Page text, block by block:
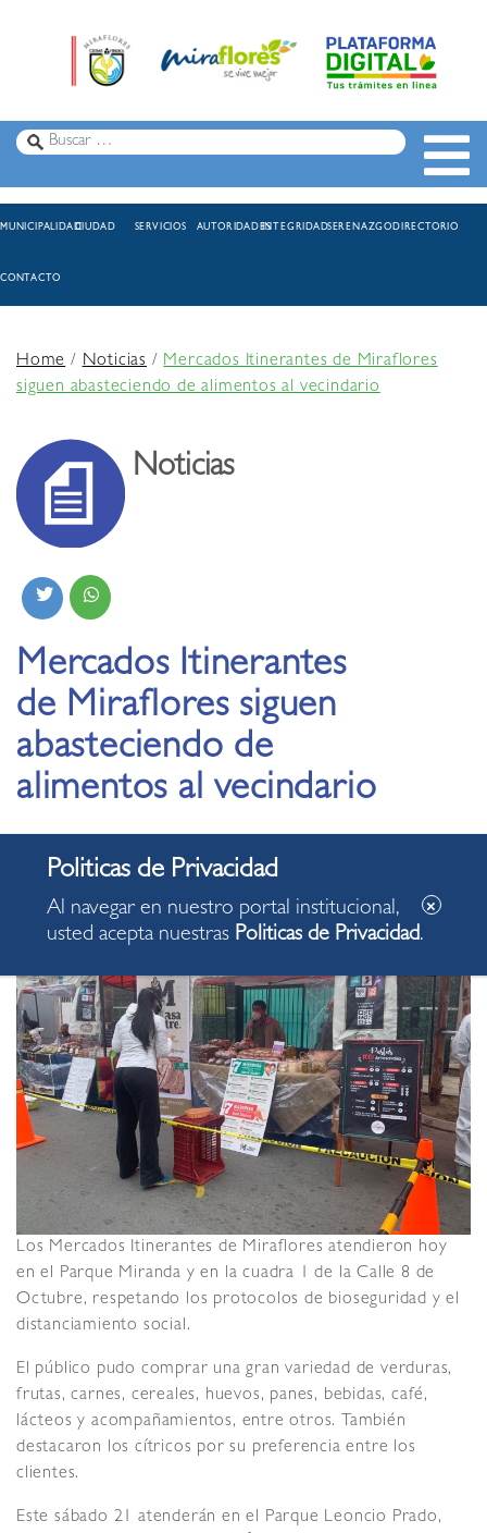
MUNICIPALIDADCIUDAD SERVICIOS AUTORIDADESINTEGRIDADSERENAZGODIRECTORIO
CONTACTO
Home/Noticias /Mercados Itinerantes de Miraflores
siguen abasteciendo de alimentos al vecindario
Noticias
Mercados Itinerantes
de Miraflores siguen
abasteciendo de
alimentos al vecindario
21.08.2020
Los Mercados Itinerantes de Miraflores atendieron hoy
en el Parque Miranda y en la cuadra 1 de la Calle 8 de
Octubre, respetando los protocolos de bioseguridad y el
distanciamiento social.
El público pudo comprar una gran variedad de verduras,
frutas, carnes, cereales, huevos, panes, bebidas, café,
lácteos y acompañamientos, entre otros. También
destacaron los cítricos por su preferencia entre los
clientes.
Este sábado 21 atenderán en el Parque Leoncio Prado,
Al navegar en nuestro portal institucional,
usted acepta nuestras Politicas de Privacidad.